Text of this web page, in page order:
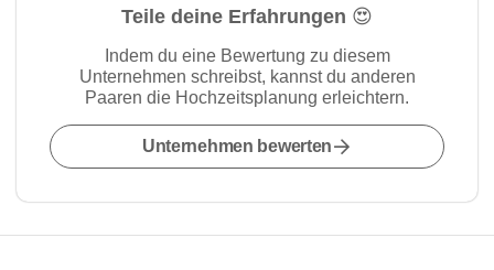
Teile deine Erfahrungen 😍
Indem du eine Bewertung zu diesem
Unternehmen schreibst, kannst du anderen
Paaren die Hochzeitsplanung erleichtern.
Unternehmen bewerten